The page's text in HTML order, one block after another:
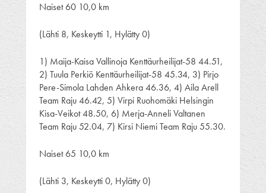
Naiset 60 10,0 km
(Lähti 8, Keskeytti 1, Hylätty 0)
1) Maija-Kaisa Vallinoja Kenttäurheilijat-58 44.51,
2) Tuula Perkiö Kenttäurheilijat-58 45.34, 3) Pirjo
Pere-Simola Lahden Ahkera 46.36, 4) Aila Arell
Team Raju 46.42, 5) Virpi Ruohomäki Helsingin
Kisa-Veikot 48.50, 6) Merja-Anneli Valtanen
Team Raju 52.04, 7) Kirsi Niemi Team Raju 55.30.
Naiset 65 10,0 km
(Lähti 3, Keskeytti 0, Hylätty 0)